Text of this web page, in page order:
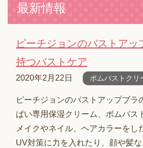
最新情報
ピーチジョンのバストアッ
持つバストケア
2020年2月22日 ボムバストクリ
ピーチジョンのバストアップブラ
ぱい専用保湿クリーム、ボムバス
メイクやネイル、ヘアカラーをし
UV対策に力を入れたり、顔や髪